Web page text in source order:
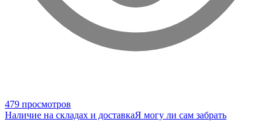
479 просмотров
Наличие на складах и доставкаЯ могу ли сам забрать